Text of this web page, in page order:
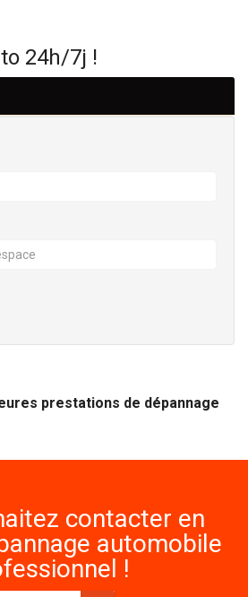
24h/7j !
prestations de dépannage
contacter en
automobile
!